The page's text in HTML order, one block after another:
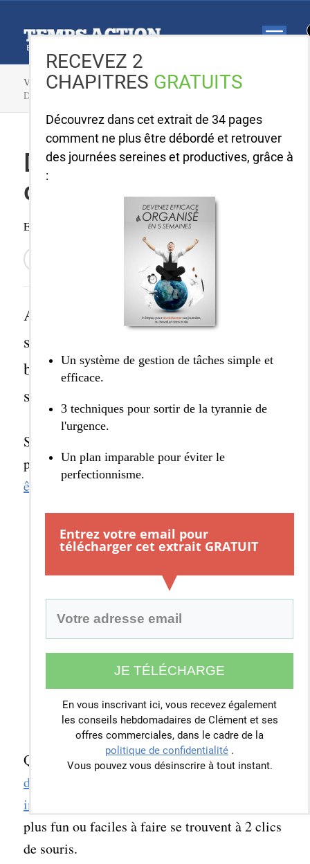
VOUS ÊTES ICI : ACCUEIL » BLOG »
EFFICACITÉ »
DISTRACTIONS EN LIGNE : COMMENT S’EN DÉFAIRE
Distractions en ligne :
comment s’en défaire
Efficacité / 9 COMMENTAIRES
Avez-vous du mal à réaliser vos tâches
sans consulter vos emails, lire vos
blogs préférés ou les derniers potins
sur Facebook ?
Si c’est le cas, alors voici
pour vous aider àeffectuer votre travail sans
être perturbé par les distractions numériques
Stop. Accès refusé !
Quand on bosse sur son ordinateur, il est
difficile de se concentrer sur ses tâches
importantes
plus fun ou faciles à faire se trouvent à 2 clics
de souris.
RECEVEZ 2
CHAPITRES GRATUITS
Découvrez dans cet extrait de 34 pages
comment ne plus être débordé et retrouver
des journées sereines et productives, grâce à
:
Un système de gestion de tâches simple et
efficace.
3 techniques pour sortir de la tyrannie de
l'urgence.
Un plan imparable pour éviter le
perfectionnisme.
Entrez votre email pour
télécharger cet extrait GRATUIT
JE TÉLÉCHARGE
En vous inscrivant ici, vous recevez également
les conseils hebdomadaires de Clément et ses
offres commerciales, dans le cadre de la
politique de confidentialité .
Vous pouvez vous désinscrire à tout instant.